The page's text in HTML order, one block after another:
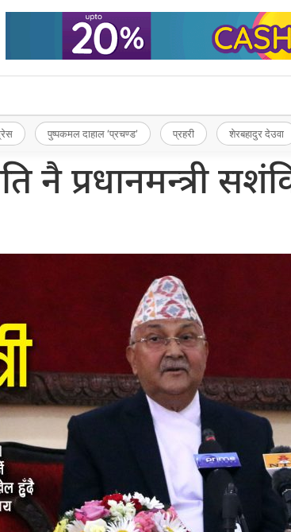
पुष्पकमल दाहाल ‘प्रचण्ड’ प्रहरी शेरबहादुर देउवा
नै प्रधानमन्त्री